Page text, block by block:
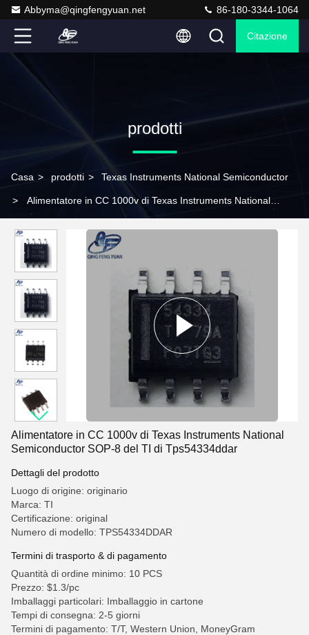
Abbyma@qingfengyuan.net 86-180-3344-1064
Citazione
prodotti
Casa > prodotti > Texas Instruments National Semiconductor
> Alimentatore in CC 1000v di Texas Instruments National
Alimentatore in CC 1000v di Texas Instruments National
Semiconductor SOP-8 del TI di Tps54334ddar
Dettagli del prodotto
Luogo di origine: originario
Marca: TI
Certificazione: original
Numero di modello: TPS54334DDAR
Termini di trasporto & di pagamento
Quantità di ordine minimo: 10 PCS
Prezzo: $1.3/pc
Imballaggi particolari: Imballaggio in cartone
Tempi di consegna: 2-5 giorni
Termini di pagamento: T/T, Western Union, MoneyGram